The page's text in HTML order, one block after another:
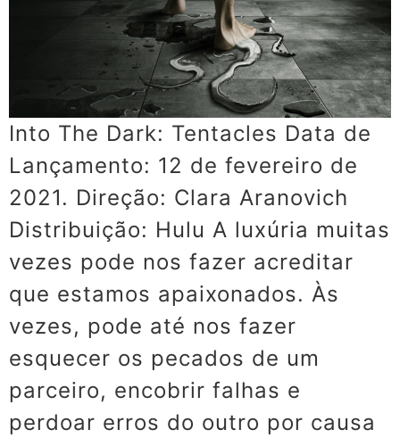
Into The Dark: Tentacles Data de
Lançamento: 12 de fevereiro de
2021. Direção: Clara Aranovich
Distribuição: Hulu A luxúria muitas
vezes pode nos fazer acreditar
que estamos apaixonados. Às
vezes, pode até nos fazer
esquecer os pecados de um
parceiro, encobrir falhas e
perdoar erros do outro por causa